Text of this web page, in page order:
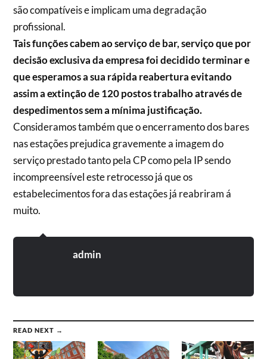
são compatíveis e implicam uma degradação
profissional.
Tais funções cabem ao serviço de bar, serviço que por
decisão exclusiva da empresa foi decidido terminar e
que esperamos a sua rápida reabertura evitando
assim a extinção de 120 postos trabalho através de
despedimentos sem a mínima justificação.
Consideramos também que o encerramento dos bares
nas estações prejudica gravemente a imagem do
serviço prestado tanto pela CP como pela IP sendo
incompreensível este retrocesso já que os
estabelecimentos fora das estações já reabriram á
muito.
admin
READ NEXT →